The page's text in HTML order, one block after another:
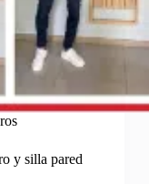
y silla pared